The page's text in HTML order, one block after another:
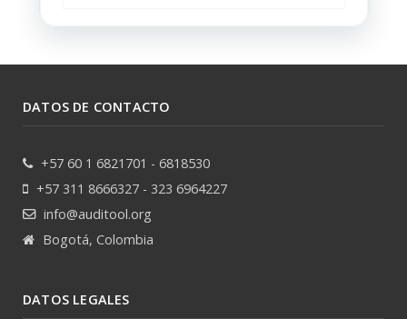
DATOS DE CONTACTO
+57 60 1 6821701 - 6818530
+57 311 8666327 - 323 6964227
info@auditool.org
Bogotá, Colombia
DATOS LEGALES